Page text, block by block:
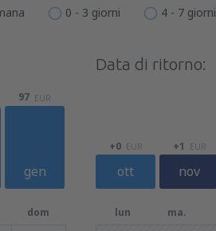
0 - 3 giorni 4 - 7 giorni
gen
97 EUR
dom
Data di ritorno:
ott
+0 EUR
nov
+1 EUR
lun ma.